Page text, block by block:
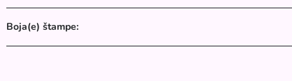
Boja(e) štampe: